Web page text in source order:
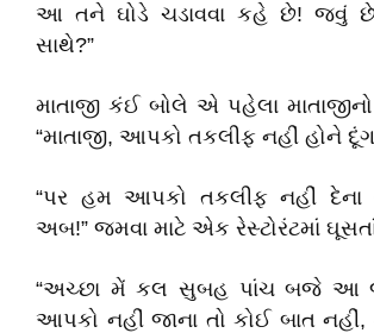
આ તને ઘોડે ચડાવવા કહે છે! જવું
સાથે?”
માતાજી કંઈ બોલે એ પહેલા
“માતાજી, આપકો તકલીફ નહીં હોને
“પર હમ આપકો તકલીફ નહીં
અબ!” જમવા માટે એક રેસ્ટોરંટમાં
“અચ્છા મેં કલ સુબહ પાંચ બજે આ
આપકો નહીં જાના તો કોઈ બાત નહીં,